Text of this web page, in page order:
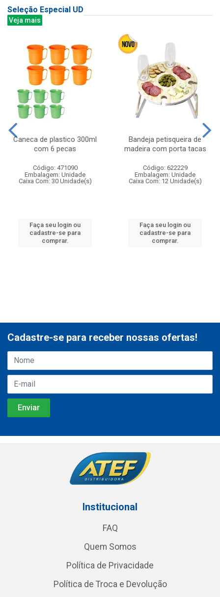
Seleção Especial UD
Veja mais
Caneca de plastico 300ml
com 6 pecas
Código: 471090
Embalagem: Unidade
Caixa Com: 30 Unidade(s)
Faça seu login ou
cadastre-se para
comprar.
Bandeja petisqueira de
madeira com porta tacas
Código: 622229
Embalagem: Unidade
Caixa Com: 12 Unidade(s)
Faça seu login ou
cadastre-se para
comprar.
Cadastre-se para receber nossas ofertas!
Institucional
FAQ
Quem Somos
Política de Privacidade
Política de Troca e Devolução